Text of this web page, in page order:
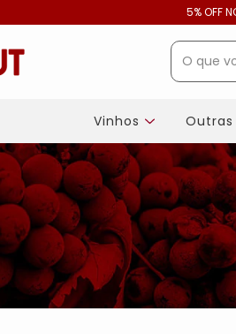
5% OFF
Vinhos Outras